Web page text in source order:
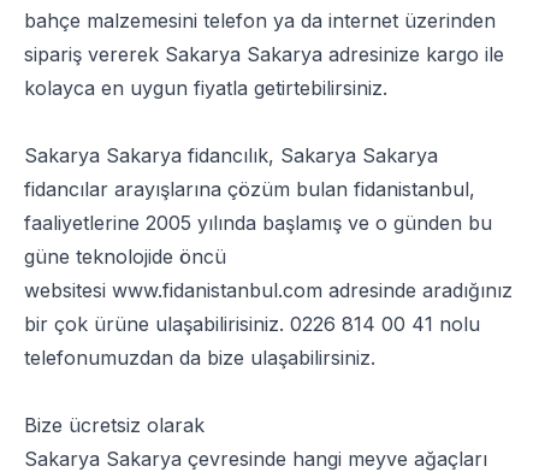
bahçe malzemesini telefon ya da internet üzerinden
sipariş vererek Sakarya Sakarya adresinize kargo ile
kolayca en uygun fiyatla getirtebilirsiniz.
Sakarya Sakarya fidancılık, Sakarya Sakarya
fidancılar arayışlarına çözüm bulan fidanistanbul,
faaliyetlerine 2005 yılında başlamış ve o günden bu
güne teknolojide öncü
websitesi www.fidanistanbul.com adresinde aradığınız
bir çok ürüne ulaşabilirisiniz. 0226 814 00 41 nolu
telefonumuzdan da bize ulaşabilirsiniz.
Bize ücretsiz olarak
Sakarya Sakarya çevresinde hangi meyve ağaçları